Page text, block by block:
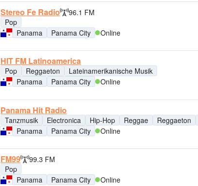
Stereo Fe Radio
96.1 FM
Pop
Panama
Panama City Online
HIT FM Latinoamerica
Pop Reggaeton
Lateinamerikanische Musik
Panama
Panama City Online
Panama Hit Radio
Tanzmusik Electronica Hip-Hop Reggae Reggaeton
Panama
Panama City Online
FM99
99.3 FM
Pop
Panama
Panama City Online